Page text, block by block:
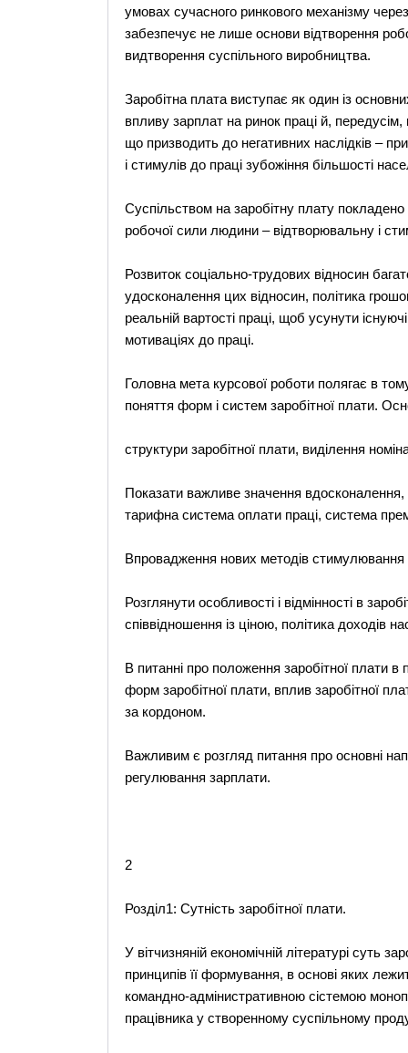
умовах сучасного ринкового механізму
забезпечує не лише основи відтворення
видтворення суспільного виробництва.
Заробітна плата виступає як один із
впливу зарплат на ринок праці й, передусім,
що призводить до негативних наслідків –
і стимулів до праці зубожіння більшості
Суспільством на заробітну плату
робочої сили людини – відтворювальну і
Розвиток соціально-трудових відносин
удосконалення цих відносин, політика
реальній вартості праці, щоб усунути
мотиваціях до праці.
Головна мета курсової роботи полягає в
поняття форм і систем заробітної плати.
структури заробітної плати, виділення
Показати важливе значення вдосконалення,
тарифна система оплати праці, система
Впровадження нових методів стимулювання
Розглянути особливості і відмінності в
співвідношення із ціною, політика доходів
В питанні про положення заробітної плати
форм заробітної плати, вплив заробітної
за кордоном.
Важливим є розгляд питання про основні
регулювання зарплати.
2
Розділ1: Сутність заробітної плати.
У вітчизняній економічній літературі суть
принципів її формування, в основі яких
командно-адмінистративною сістемою
працівника у створенному суспільному